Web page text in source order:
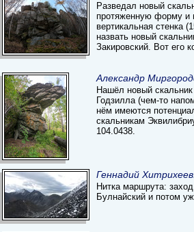
Разведал новый
протяженную форму и
вертикальная стенка
назвать новый
Закировский. Вот его
Александр
Нашёл новый
Годзилла (чем-то
нём имеются
скальникам
104.0438.
Геннадий Хитрихеев.
Нитка маршрута:
Булнайский и потом